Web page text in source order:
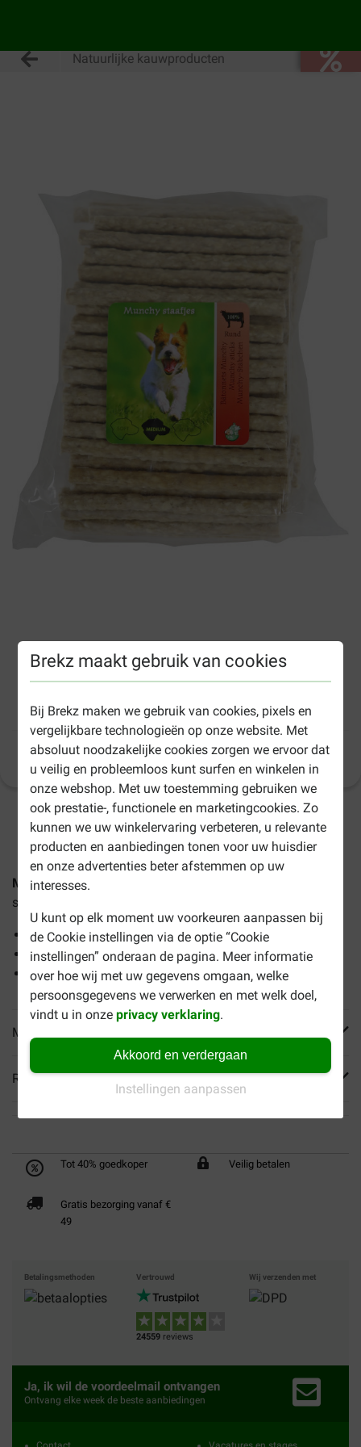
Brekz maakt gebruik van cookies
Bij Brekz maken we gebruik van cookies, pixels en
vergelijkbare technologieën op onze website. Met
absoluut noodzakelijke cookies zorgen we ervoor dat
u veilig en probleemloos kunt surfen en winkelen in
onze webshop. Met uw toestemming gebruiken we
ook prestatie-, functionele en marketingcookies. Zo
kunnen we uw winkelervaring verbeteren, u relevante
producten en aanbiedingen tonen voor uw huisdier
en onze advertenties beter afstemmen op uw
interesses.
U kunt op elk moment uw voorkeuren aanpassen bij
de Cookie instellingen via de optie “Cookie
instellingen” onderaan de pagina. Meer informatie
over hoe wij met uw gegevens omgaan, welke
persoonsgegevens we verwerken en met welk doel,
vindt u in onzeprivacy verklaring.
Akkoord en verdergaan
Instellingen aanpassen
Natuurlijke kauwproducten
hondensnack
39 Productinformatie
1-3 werkdagen levertijd, tenzij anders aangegeven
Munchy runderhuid staafjes naturel hondensnack
smakelijke snacks voor honden vanaf 4 maanden oud.
Hoog proteïnegehalte
Verzorgt het gebit
Smakelijke snack voor honden
Meer informatie
Reviews
Tot 40% goedkoper Veilig betalen
Gratis bezorging vanaf €
49
Betalingsmethoden Vertrouwd
24559 reviews
Wij verzenden met
Ja, ik wil de voordeelmail ontvangen
Ontvang elke week de beste aanbiedingen